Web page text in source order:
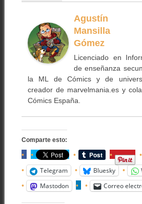
Agustín
Mansilla
Gómez
Licenciado en
de enseñanza
la ML de Cómics y de
creador de marvelmania.es y
Cómics España.
Comparte esto:
Telegram
Bluesky
Mastodon
Correo